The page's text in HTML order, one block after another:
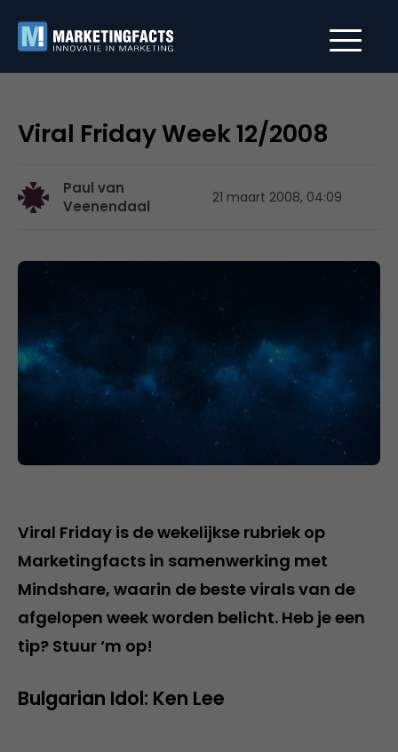
Viral Friday Week 12/2008
Paul van
Veenendaal
21 maart 2008, 04:09
Viral Friday is de wekelijkse rubriek op
Marketingfacts in samenwerking met
Mindshare, waarin de beste virals van de
afgelopen week worden belicht. Heb je een
tip? Stuur ‘m op!
Bulgarian Idol: Ken Lee